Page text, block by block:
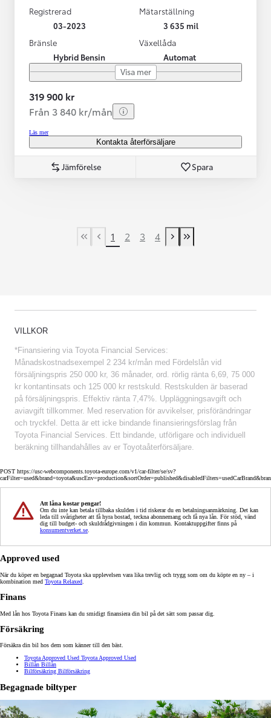
Registrerad
03-2023
Mätarställning
3 635 mil
Bränsle
Hybrid Bensin
Växellåda
Automat
Visa mer
319 900 kr
Från 3 840 kr/mån
Läs mer
Kontakta återförsäljare
Jämförelse Spara
First Page
Previous page
1 2 3 4
Next page
Last Page
VILLKOR
*Finansiering via Toyota Financial Services:
Månadskostnadsexempel 2 234 kr/mån med Fördelslån vid
försäljningspris 250 000 kr, 36 månader, ord. rörlig ränta 6,69, 75 000
kr kontantinsats och 125 000 kr restskuld. Restskulden är baserad
på försäljningspris. Effektiv ränta 7,47%. Uppläggningsavgift och
aviavgift tillkommer. Med reservation för avvikelser, prisförändringar
och tryckfel. Detta är ett icke bindande finansieringsförslag från
Toyota Financial Services. Ett bindande, utförligare och individuell
beräkning tillhandahålles av er Toyotaåterförsäljare.
POST https://usc-webcomponents.toyota-europe.com/v1/car-filter/se/sv?
Att låna kostar pengar!
Om du inte kan betala tillbaka skulden i tid riskerar du en betalningsanmärkning. Det kan
leda till svårigheter att få hyra bostad, teckna abonnemang och få nya lån. För stöd, vänd
dig till budget- och skuldrådgivningen i din kommun. Kontaktuppgifter finns på
konsumentverket.se
Approved used
När du köper en begagnad Toyota ska upplevelsen vara lika trevlig och trygg som om du köpte en ny – i
kombination med Toyota Relaxed
Finans
Med lån hos Toyota Finans kan du smidigt finansiera din bil på det sätt som passar dig.
Försäkring
Försäkra din bil hos dem som känner till den bäst.
Toyota Approved Used Toyota Approved Used
Billån Billån
Bilförsäkring Bilförsäkring
Begagnade biltyper